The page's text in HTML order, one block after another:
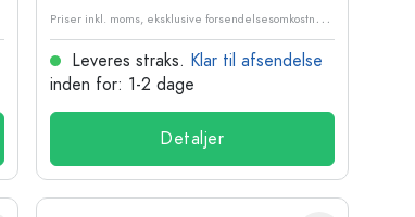
P
riser inkl. moms, eksklusive forsendelsesomkostninger
Leveres straks. Klar til afsendelse
inden for: 1-2 dage
Detaljer